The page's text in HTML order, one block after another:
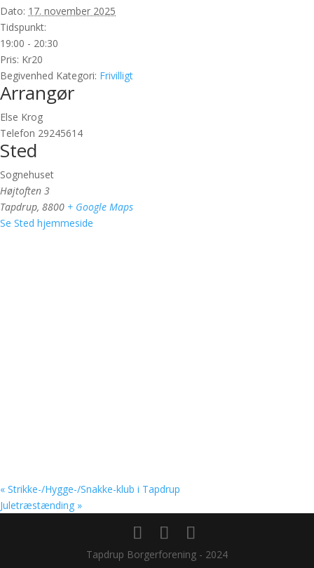
Dato: 17. november 2025
Tidspunkt:
19:00 - 20:30
Pris: Kr20
Begivenhed Kategori: Frivilligt
Arrangør
Else Krog
Telefon 29245614
Sted
Sognehuset
Højtoften 3
Tapdrup, 8800 + Google Maps
Se Sted hjemmeside
« Strikke-/Hygge-/Snakke-klub i Tapdrup
Juletræstænding »
Tapdrup Borgerforening - 2024